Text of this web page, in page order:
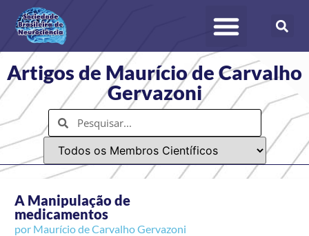
Artigos de Maurício de Carvalho
Gervazoni
A Manipulação de
medicamentos
por Maurício de Carvalho Gervazoni